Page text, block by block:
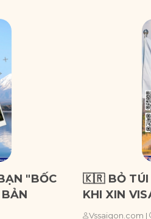
"BỐC
🇰🇷 BỎ TÚI
KHI XIN
SÀI GÒN!
Vssaigon.com |